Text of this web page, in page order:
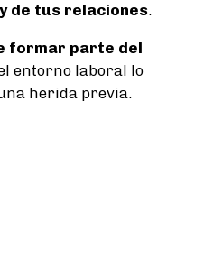
de tus relaciones.
formar parte del
entorno laboral lo
herida previa.